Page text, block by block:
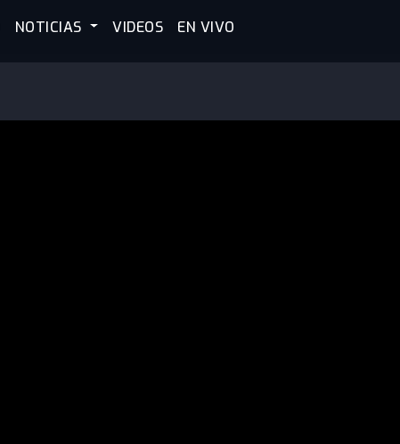
NOTICIAS VIDEOS EN VIVO